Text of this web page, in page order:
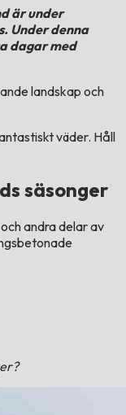
är under
Under denna
dagar med
landskap och
väder. Håll
säsonger
andra delar av